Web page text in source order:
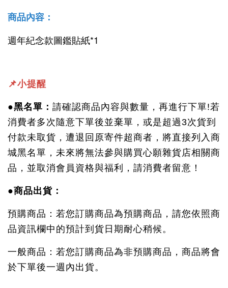
商品內容：
週年紀念款圖鑑貼紙*1
📌小提醒
●黑名單： 請確認商品內容與數量，再進行下單!若
消費者多次隨意下單後並棄單，或是超過3次貨到
付款未取貨，遭退回原寄件超商者，將直接列入商
城黑名單，未來將無法參與購買心願雜貨店相關商
品，並取消會員資格與福利，請消費者留意！
●商品出貨：
預購商品：若您訂購商品為預購商品，請您依照商
品資訊欄中的預計到貨日期耐心稍候。
一般商品：若您訂購商品為非預購商品，商品將會
於下單後一週內出貨。